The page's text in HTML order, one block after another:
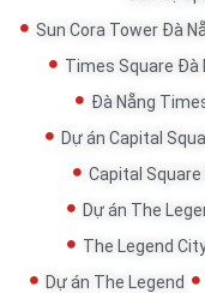
Sun Cora Tower Đà
Times Square Đà
Đà Nẵng
Dự án Capital
Capital Square
Dự án The
The Legend
Dự án The Legend